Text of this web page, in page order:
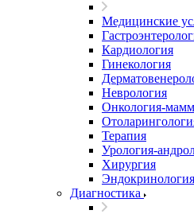
Медицинские
Кардиология
Гинекология
Неврология
Онкология-
Терапия
Урология-
Хирургия
Эндокринология
Диагностика